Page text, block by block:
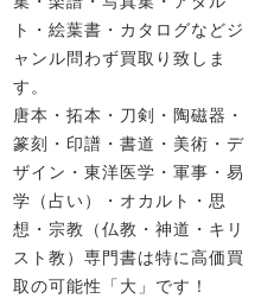
ト・絵葉書・カタログなどジ
ャンル問わず買取り致しま
す。
唐本・拓本・刀剣・陶磁器・
篆刻・印譜・書道・美術・デ
ザイン・東洋医学・軍事・易
学（占い）・オカルト・思
想・宗教（仏教・神道・キリ
スト教）専門書は特に高価買
取の可能性「大」です！